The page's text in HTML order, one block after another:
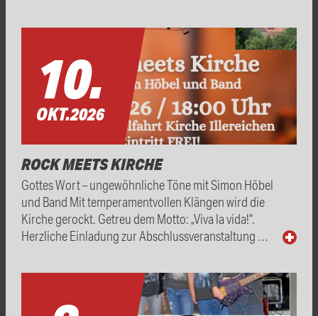
10.
OKT.2026
ROCK MEETS KIRCHE
Gottes Wort – ungewöhnliche Töne mit Simon Höbel
und Band Mit temperamentvollen Klängen wird die
Kirche gerockt. Getreu dem Motto: „Viva la vida!“.
Herzliche Einladung zur Abschlussveranstaltung …